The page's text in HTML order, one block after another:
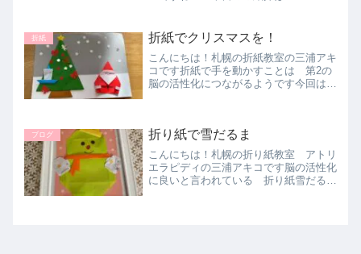
折り紙協会様 ご指導のしまびえ折って
みました早く 落ち着くと ...
折紙 折紙でクリスマスを！
こんにちは！札幌の折紙教室の三浦アキ
コです折紙で手を動かすことは 第2の
脳の活性化につながるようです今回はク
ブログ 折り紙で雪だるま
こんにちは！札幌の折り紙教室 アトリ
エラピディの三浦アキコです脳の活性化
に良いと言われている 折り紙雪だるま